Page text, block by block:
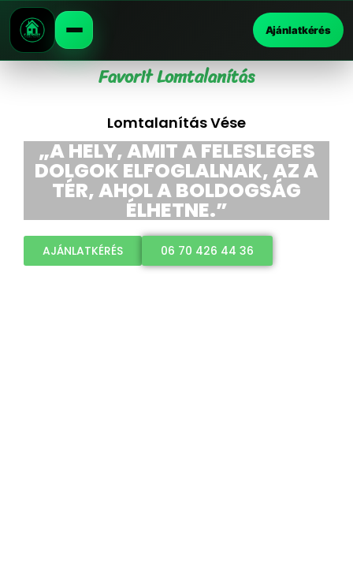
Ajánlatkérés
Favorit Lomtalanítás
Lomtalanítás Vése
„A HELY, AMIT A FELESLEGES
DOLGOK ELFOGLALNAK, AZ A
TÉR, AHOL A BOLDOGSÁG
ÉLHETNE.”
AJÁNLATKÉRÉS 06 70 426 44 36